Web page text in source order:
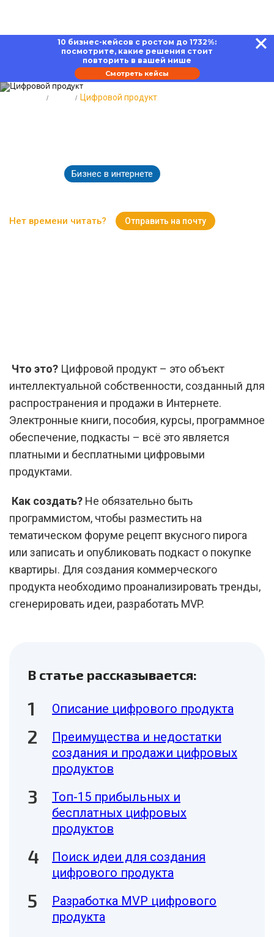
10 бизнес-кейсов с ростом до 1732%:
посмотрите, какие решения стоит
повторить в вашей нише
Смотреть кейсы
Цифровой продукт
Бизнес в интернете
Нет времени читать? Отправить на почту
Что это? Цифровой продукт – это объект
интеллектуальной собственности, созданный для
распространения и продажи в Интернете.
Электронные книги, пособия, курсы, программное
обеспечение, подкасты – всё это является
платными и бесплатными цифровыми
продуктами.
Как создать? Не обязательно быть
программистом, чтобы разместить на
тематическом форуме рецепт вкусного пирога
или записать и опубликовать подкаст о покупке
квартиры. Для создания коммерческого
продукта необходимо проанализировать тренды,
сгенерировать идеи, разработать MVP.
В статье рассказывается:
Описание цифрового продукта
Преимущества и недостатки
создания и продажи цифровых
продуктов
Топ-15 прибыльных и
бесплатных цифровых
продуктов
Поиск идеи для создания
цифрового продукта
Разработка MVP цифрового
продукта